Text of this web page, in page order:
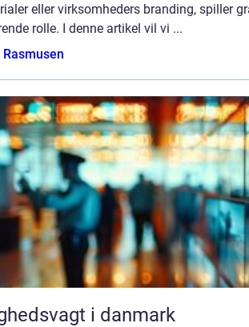
eller virksomheders branding, spiller
rolle. I denne artikel vil vi ...
i danmark